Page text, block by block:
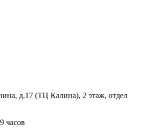
д.17 (ТЦ Калина), 2 этаж, отдел
часов